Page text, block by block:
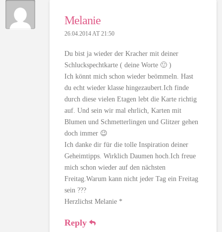
Melanie
26.04.2014 AT 21:50
Du bist ja wieder der Kracher mit deiner
Schluckspechtkarte ( deine Worte 🙂 )
Ich könnt mich schon wieder beömmeln. Hast
du echt wieder klasse hingezaubert.Ich finde
durch diese vielen Etagen lebt die Karte richtig
auf. Und sein wir mal ehrlich, Karten mit
Blumen und Schmetterlingen und Glitzer gehen
doch immer 😉
Ich danke dir für die tolle Inspiration deiner
Geheimtipps. Wirklich Daumen hoch.Ich freue
mich schon wieder auf den nächsten
Freitag.Warum kann nicht jeder Tag ein Freitag
sein ???
Herzlichst Melanie *
Reply